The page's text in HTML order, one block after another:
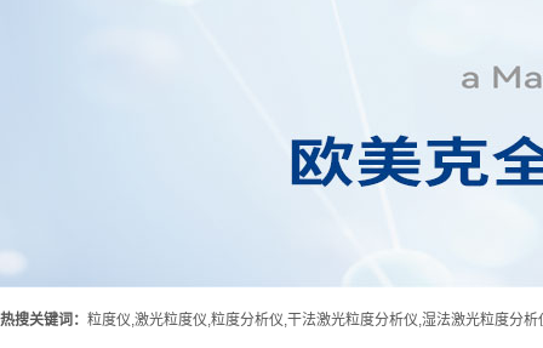
热搜关键词： 粒度仪,激光粒度仪,粒度分析仪,干法激光粒度分析仪,湿法激光粒度分析